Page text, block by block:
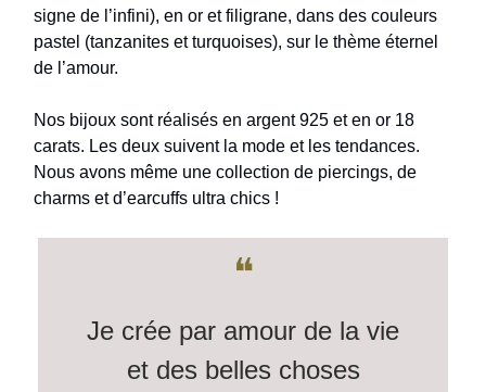
signe de l’infini), en or et filigrane, dans des couleurs
pastel (tanzanites et turquoises), sur le thème éternel
de l’amour.
Nos bijoux sont réalisés en argent 925 et en or 18
carats. Les deux suivent la mode et les tendances.
Nous avons même une collection de piercings, de
charms et d’earcuffs ultra chics !
❝
Je crée par amour de la vie
et des belles choses